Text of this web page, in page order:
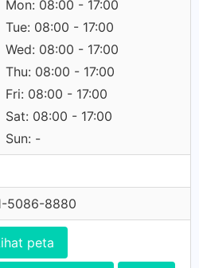
Mon: 08:00 - 17:00
Tue: 08:00 - 17:00
Wed: 08:00 - 17:00
Thu: 08:00 - 17:00
Fri: 08:00 - 17:00
Sat: 08:00 - 17:00
Sun: -
5086-8880
peta